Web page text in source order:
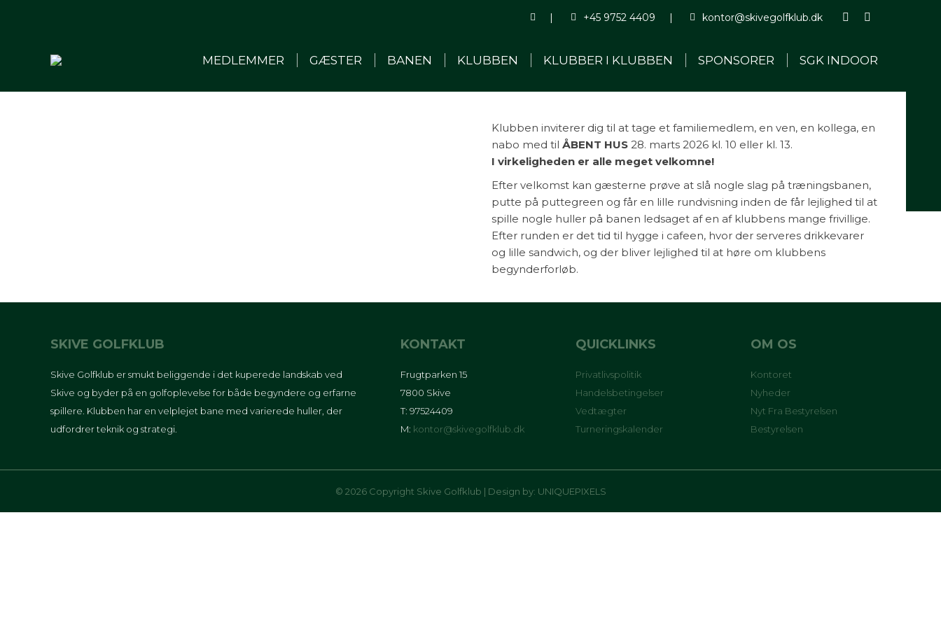
Search:
| +45 9752 4409 | kontor@skivegolfklub.dk
opensopens
MEDLEMMER GÆSTER BANEN KLUBBEN KLUBBER I KLUBBEN SPONSORER SGK INDOOR
Klubben inviterer dig til at tage et familiemedlem, en ven, en kollega, en
nabo med til ÅBENT HUS 28. marts 2026 kl. 10 eller kl. 13.
I virkeligheden er alle meget velkomne!
Efter velkomst kan gæsterne prøve at slå nogle slag på træningsbanen,
putte på puttegreen og får en lille rundvisning inden de får lejlighed til at
spille nogle huller på banen ledsaget af en af klubbens mange frivillige.
Efter runden er det tid til hygge i cafeen, hvor der serveres drikkevarer
og lille sandwich, og der bliver lejlighed til at høre om klubbens
begynderforløb.
SKIVE GOLFKLUB
Skive Golfklub er smukt beliggende i det kuperede landskab ved
Skive og byder på en golfoplevelse for både begyndere og erfarne
spillere. Klubben har en velplejet bane med varierede huller, der
udfordrer teknik og strategi.
KONTAKT
Frugtparken 15
7800 Skive
T: 97524409
M: kontor@skivegolfklub.dk
QUICKLINKS
Privatlivspolitik
Handelsbetingelser
Vedtægter
Turneringskalender
OM OS
Kontoret
Nyheder
Nyt Fra Bestyrelsen
Bestyrelsen
© 2026 Copyright Skive Golfklub | Design by: UNIQUEPIXELS